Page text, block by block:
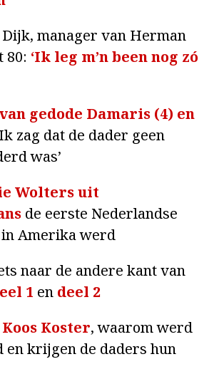
Dijk, manager van Herman
80: ‘Ik leg m’n been nog zó
gedode Damaris (4) en
zag dat de dader geen
was’
Wolters uit
de eerste Nederlandse
Amerika werd
naar de andere kant van
1 en deel 2
Koster, waarom werd
krijgen de daders hun